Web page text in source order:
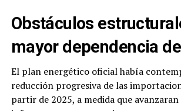
Obstáculos
mayor dependencia
El plan energético oficial había
reducción progresiva de las
partir de 2025, a medida que avanzaran